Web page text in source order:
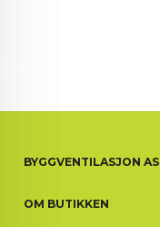
BYGGVENTILASJON AS
OM BUTIKKEN